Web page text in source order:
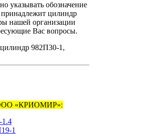
указывать обозначение
принадлежит цилиндр
нашей организации
Вас вопросы.
982П30-1,
ООО «КРИОМИР»:
1